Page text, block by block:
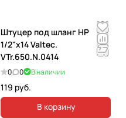
Штуцер под шланг НР
1/2"х14 Valtec.
VTr.650.N.0414
0 0 В наличии
119 руб.
В корзину